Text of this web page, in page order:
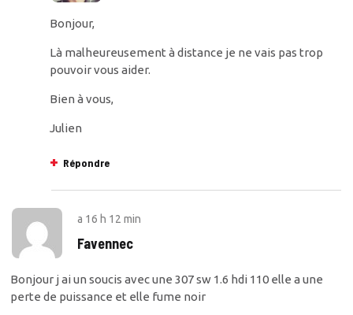
Bonjour,
Là malheureusement à distance je ne vais pas trop
pouvoir vous aider.
Bien à vous,
Julien
Répondre
a 16 h 12 min
Favennec
Bonjour j ai un soucis avec une 307 sw 1.6 hdi 110 elle a une
perte de puissance et elle fume noir